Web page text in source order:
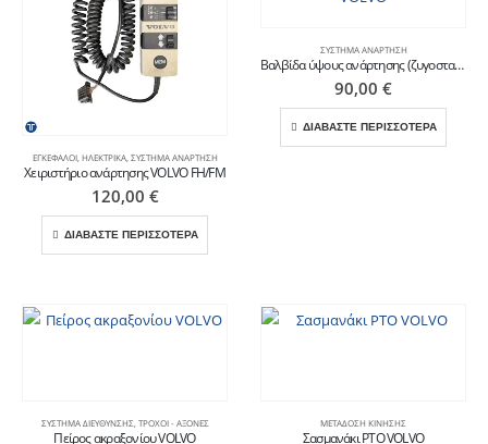
ΕΓΚΈΦΑΛΟΙ, ΗΛΕΚΤΡΙΚΆ, ΣΎΣΤΗΜΑ ΑΝΆΡΤΗΣΗ
Χειριστήριο ανάρτησης VOLVO FH/FM
120,00 €
ΔΙΑΒΑΣΤΕ ΠΕΡΙΣΣΟΤΕΡΑ
ΣΎΣΤΗΜΑ ΑΝΆΡΤΗΣΗ
Βαλβίδα ύψους ανάρτησης (ζυγοσταθμικό) WABCO για VOLVO
90,00 €
ΔΙΑΒΑΣΤΕ ΠΕΡΙΣΣΟΤΕΡΑ
ΣΎΣΤΗΜΑ ΔΙΕΎΘΥΝΣΗΣ ΤΡΟΧΟΊ - ΆΞΟΝΕΣ
Πείρος ακραξονίου VOLVO
ΜΕΤΆΔΟΣΗ ΚΊΝΗΣΗΣ
Σασμανάκι PTO VOLVO